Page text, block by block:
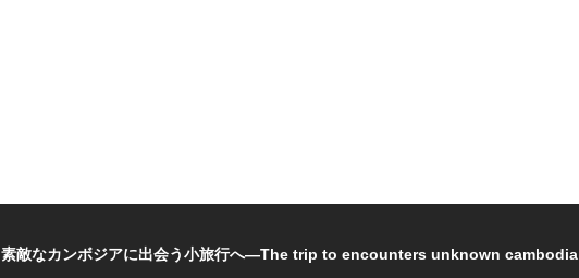
素敵なカンボジアに出会う小旅行へ―The trip to encounters unknown cambodia